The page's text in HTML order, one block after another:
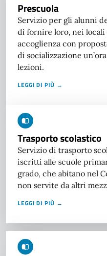
Prescuola
Servizio per gli alunni
di fornire loro, nei locali
accoglienza con
di socializzazione
lezioni.
LEGGI DI PIÙ →
Trasporto scolastico
Servizio di trasporto
iscritti alle scuole
grado, che abitano nel
non servite da altri
LEGGI DI PIÙ →